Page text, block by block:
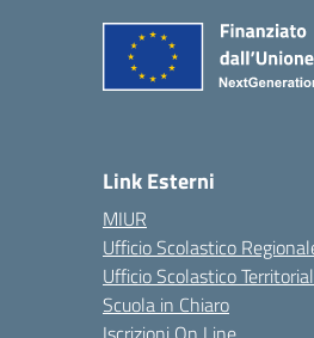
Link Esterni
MIUR
Ufficio Scolastico
Ufficio Scolastico
Scuola in Chiaro